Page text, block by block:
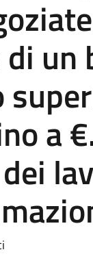
un
a